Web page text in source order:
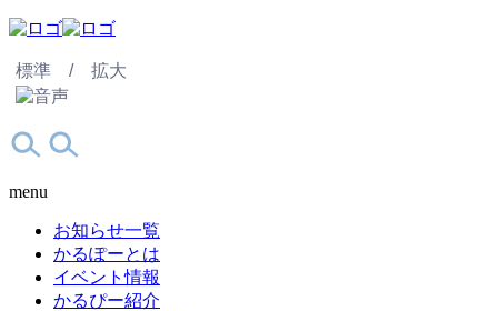
標準 / 拡大
menu
お知らせ一覧
かるぽーとは
イベント情報
かるぴー紹介